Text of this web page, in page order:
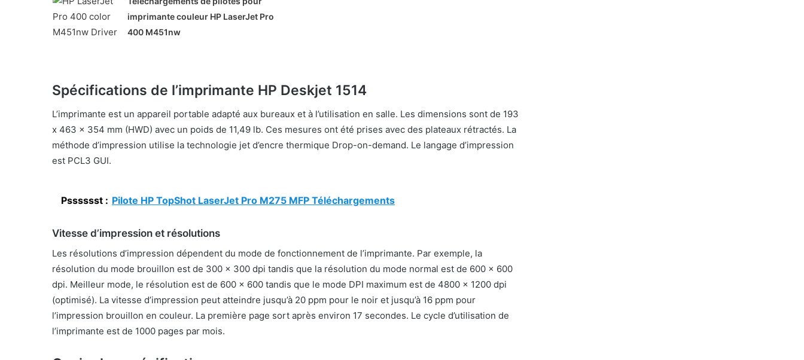
imprimante couleur HP LaserJet Pro
400 M451nw
Spécifications de l’imprimante HP Deskjet 1514
L’imprimante est un appareil portable adapté aux bureaux et à l’utilisation en salle. Les dimensions sont de 193
x 463 x 354 mm (HWD) avec un poids de 11,49 lb. Ces mesures ont été prises avec des plateaux rétractés. La
méthode d’impression utilise la technologie jet d’encre thermique Drop-on-demand. Le langage d’impression
est PCL3 GUI.
Psssssst : Pilote HP TopShot LaserJet Pro M275 MFP Téléchargements
Vitesse d’impression et résolutions
Les résolutions d’impression dépendent du mode de fonctionnement de l’imprimante. Par exemple, la
résolution du mode brouillon est de 300 x 300 dpi tandis que la résolution du mode normal est de 600 x 600
dpi. Meilleur mode, le résolution est de 600 x 600 tandis que le mode DPI maximum est de 4800 x 1200 dpi
(optimisé). La vitesse d’impression peut atteindre jusqu’à 20 ppm pour le noir et jusqu’à 16 ppm pour
l’impression brouillon en couleur. La première page sort après environ 17 secondes. Le cycle d’utilisation de
l’imprimante est de 1000 pages par mois.